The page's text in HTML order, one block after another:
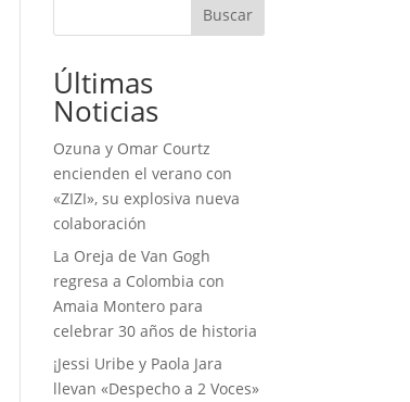
Buscar
Últimas
Noticias
Ozuna y Omar Courtz
encienden el verano con
«ZIZI», su explosiva nueva
colaboración
La Oreja de Van Gogh
regresa a Colombia con
Amaia Montero para
celebrar 30 años de historia
¡Jessi Uribe y Paola Jara
llevan «Despecho a 2 Voces»